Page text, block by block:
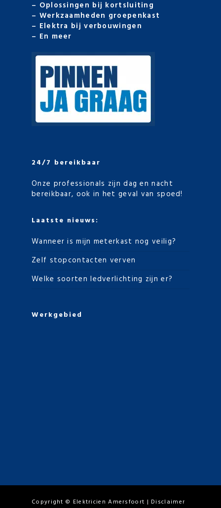
– Oplossingen bij kortsluiting
– Werkzaamheden groepenkast
– Elektra bij verbouwingen
– En meer
24/7 bereikbaar
Onze professionals zijn dag en nacht
bereikbaar, ook in het geval van spoed!
Laatste nieuws:
Wanneer is mijn meterkast nog veilig?
Zelf stopcontacten verven
Welke soorten ledverlichting zijn er?
Werkgebied
Copyright © Elektricien Amersfoort | Disclaimer